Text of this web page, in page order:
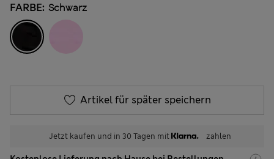
FARBE: Schwarz
Artikel für später speichern
Jetzt kaufen und in 30 Tagen mit zahlen